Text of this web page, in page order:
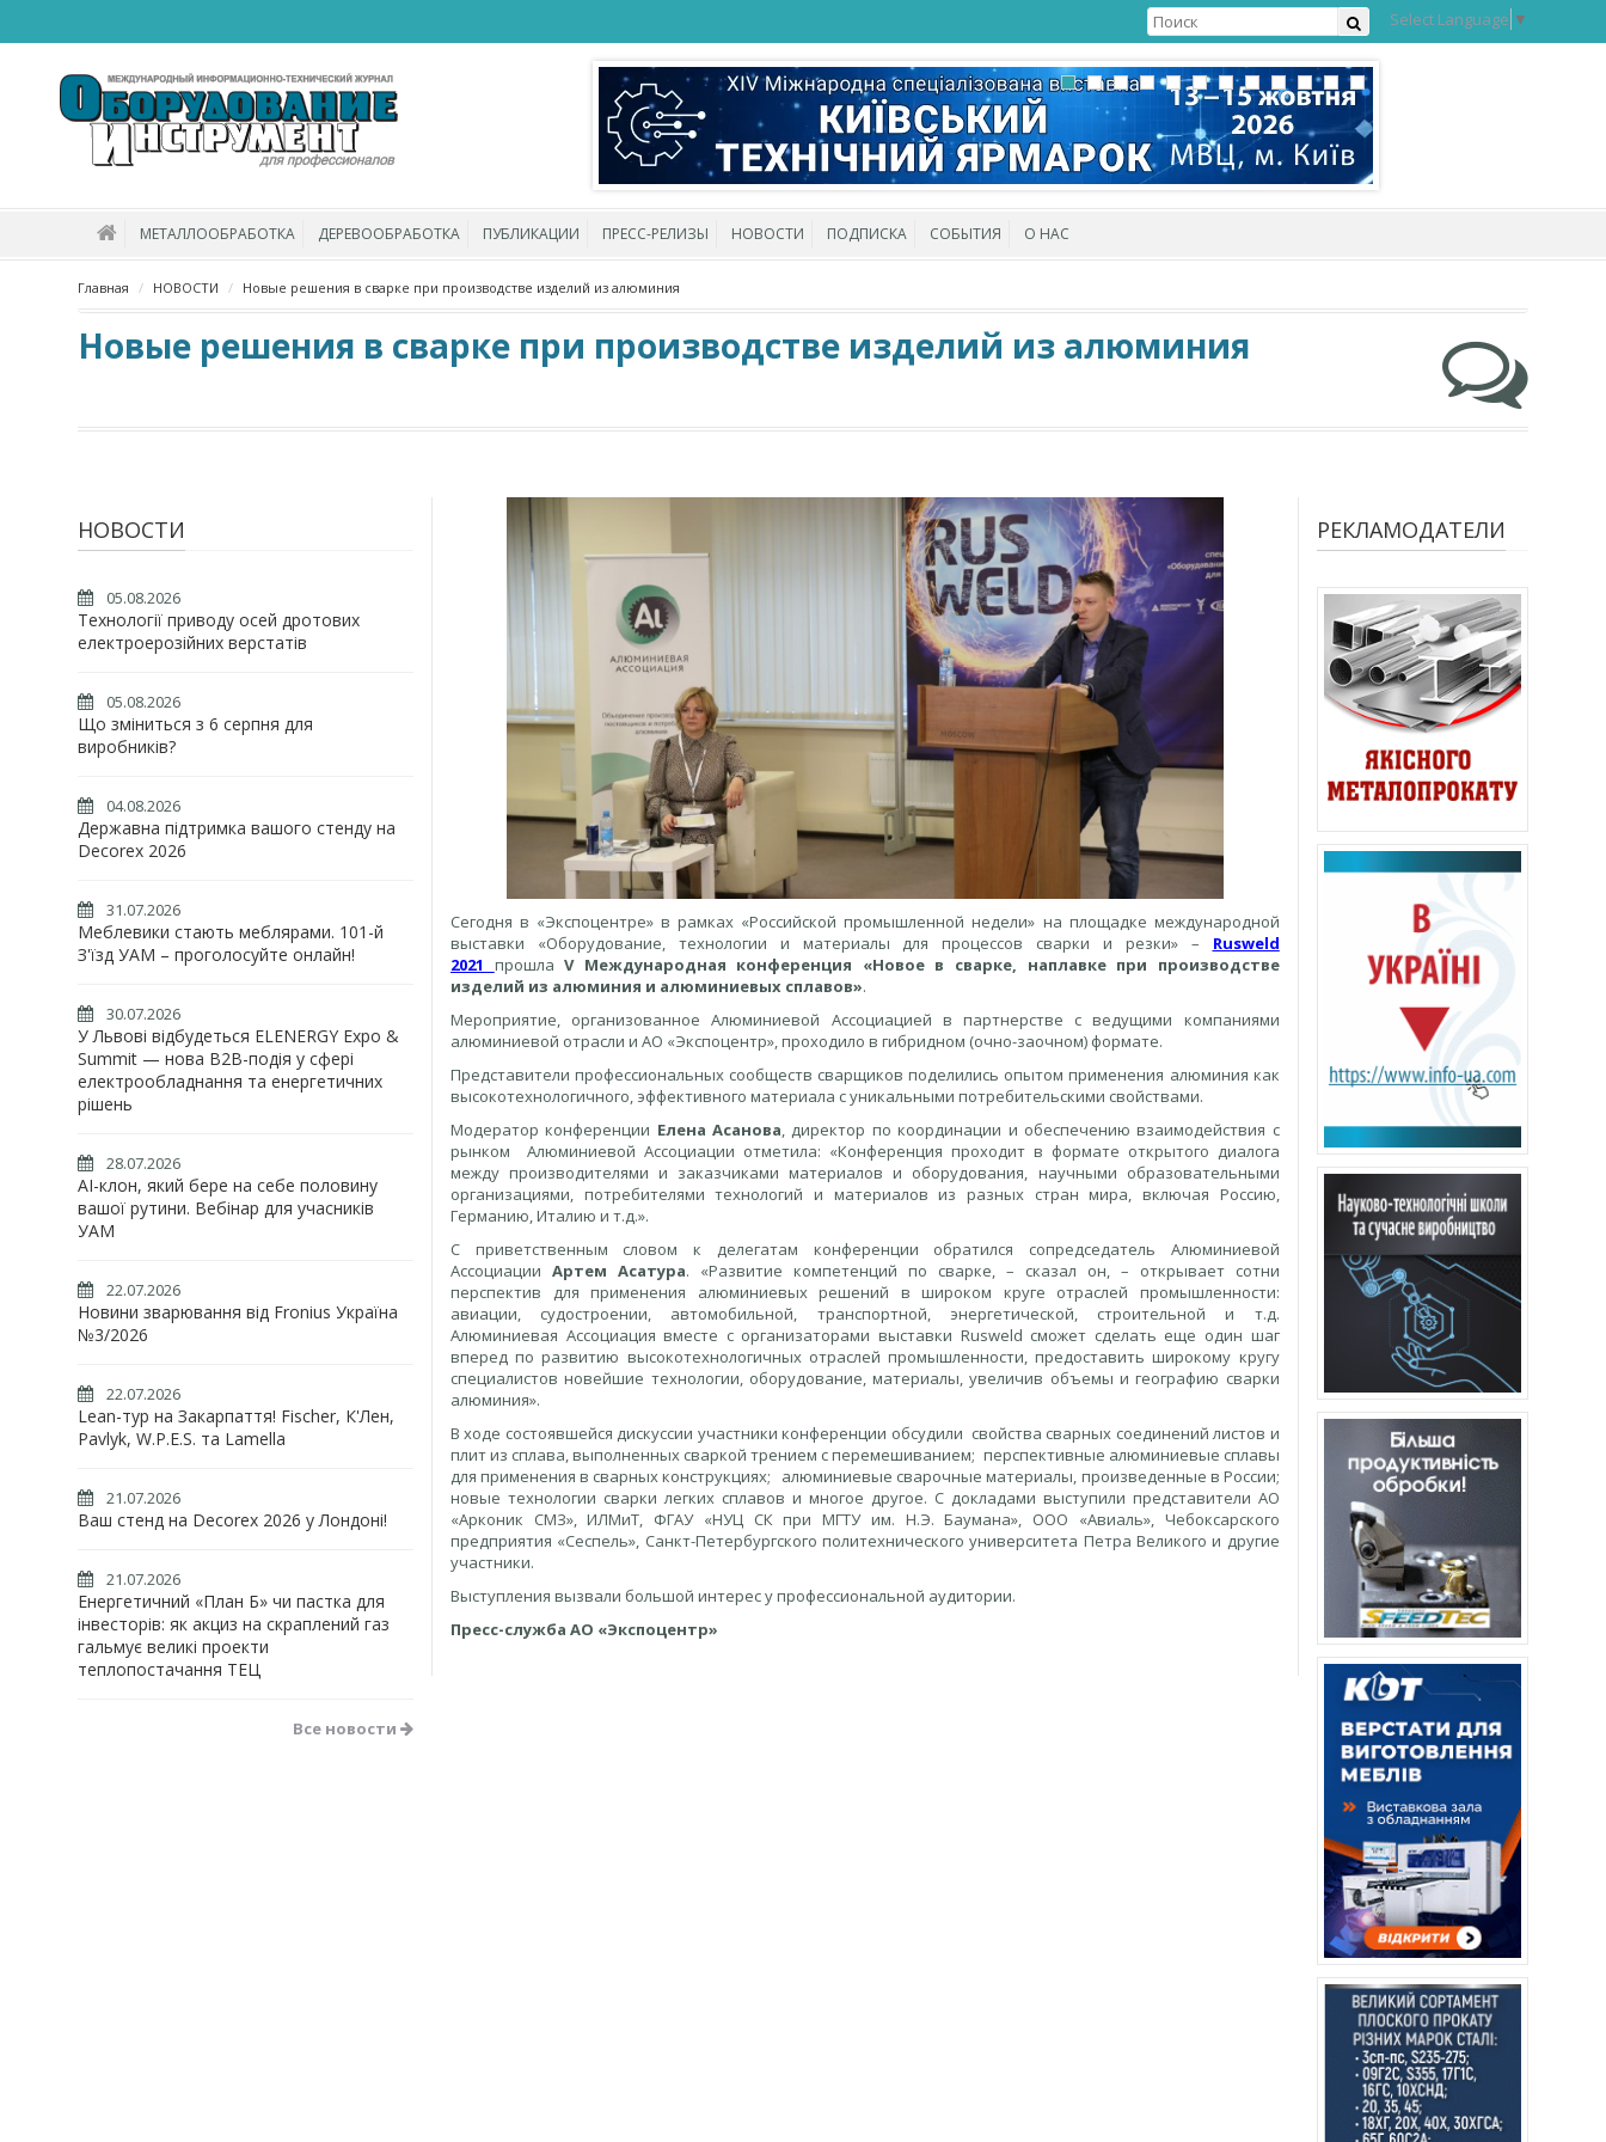
Select Language ▼
МЕТАЛЛООБРАБОТКА ДЕРЕВООБРАБОТКА ПУБЛИКАЦИИ ПРЕСС-РЕЛИЗЫ НОВОСТИ ПОДПИСКА СОБЫТИЯ О НАС
Главная НОВОСТИ Новые решения в сварке при производстве изделий из алюминия
Новые решения в сварке при производстве изделий из алюминия
НОВОСТИ
05.08.2026
Технології приводу осей дротових
електроерозійних верстатів
05.08.2026
Що зміниться з 6 серпня для
виробників?
04.08.2026
Державна підтримка вашого стенду на
Decorex 2026
31.07.2026
Меблевики стають меблярами. 101-й
З'їзд УАМ – проголосуйте онлайн!
30.07.2026
У Львові відбудеться ELENERGY Expo &
Summit — нова B2B-подія у сфері
електрообладнання та енергетичних
рішень
28.07.2026
AI-клон, який бере на себе половину
вашої рутини. Вебінар для учасників
УАМ
22.07.2026
Новини зварювання від Fronius Україна
№3/2026
22.07.2026
Lean-тур на Закарпаття! Fischer, К'Лен,
Pavlyk, W.P.E.S. та Lamella
21.07.2026
Ваш стенд на Decorex 2026 у Лондоні!
21.07.2026
Енергетичний «План Б» чи пастка для
інвесторів: як акциз на скраплений газ
гальмує великі проекти
теплопостачання ТЕЦ
Все новости
Сегодня в «Экспоцентре» в рамках «Российской промышленной недели» на площадке международной
выставки «Оборудование, технологии и материалы для процессов сварки и резки» – Rusweld
2021
прошлаV Международная конференция «Новое в сварке, наплавке при производстве
изделий из алюминия и алюминиевых сплавов».
Мероприятие, организованное Алюминиевой Ассоциацией в партнерстве с ведущими компаниями
алюминиевой отрасли и АО «Экспоцентр», проходило в гибридном (очно-заочном) формате.
Представители профессиональных сообществ сварщиков поделились опытом применения алюминия как
высокотехнологичного, эффективного материала с уникальными потребительскими свойствами.
Модератор конференции Елена Асанова, директор по координации и обеспечению взаимодействия с
рынком Алюминиевой Ассоциации отметила: «Конференция проходит в формате открытого диалога
между производителями и заказчиками материалов и оборудования, научными образовательными
организациями, потребителями технологий и материалов из разных стран мира, включая Россию,
Германию, Италию и т.д.».
С приветственным словом к делегатам конференции обратился сопредседатель Алюминиевой
Ассоциации Артем Асатура. «Развитие компетенций по сварке, – сказал он, – открывает сотни
перспектив для применения алюминиевых решений в широком круге отраслей промышленности:
авиации, судостроении, автомобильной, транспортной, энергетической, строительной и т.д.
Алюминиевая Ассоциация вместе с организаторами выставки Rusweld сможет сделать еще один шаг
вперед по развитию высокотехнологичных отраслей промышленности, предоставить широкому кругу
специалистов новейшие технологии, оборудование, материалы, увеличив объемы и географию сварки
алюминия».
В ходе состоявшейся дискуссии участники конференции обсудили свойства сварных соединений листов и
плит из сплава, выполненных сваркой трением с перемешиванием; перспективные алюминиевые сплавы
для применения в сварных конструкциях; алюминиевые сварочные материалы, произведенные в России;
новые технологии сварки легких сплавов и многое другое. С докладами выступили представители АО
«Арконик СМЗ», ИЛМиТ, ФГАУ «НУЦ СК при МГТУ им. Н.Э. Баумана», ООО «Авиаль», Чебоксарского
предприятия «Сеспель», Санкт-Петербургского политехнического университета Петра Великого и другие
участники.
Выступления вызвали большой интерес у профессиональной аудитории.
Пресс-служба АО «Экспоцентр»
РЕКЛАМОДАТЕЛИ